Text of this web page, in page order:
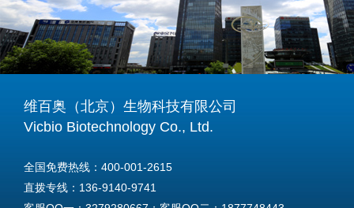
维百奥（北京）生物科技有限公司
Vicbio Biotechnology Co., Ltd.
全国免费热线：400-001-2615
直拨专线：136-9140-9741